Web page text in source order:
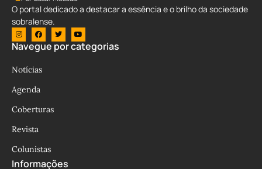
O portal dedicado a destacar a essência e o brilho da sociedade
sobralense.
Navegue por categorias
Notícias
Agenda
Coberturas
Revista
Colunistas
Informações